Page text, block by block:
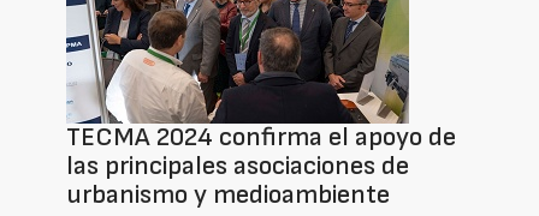
TECMA 2024 confirma el apoyo de
las principales asociaciones de
urbanismo y medioambiente